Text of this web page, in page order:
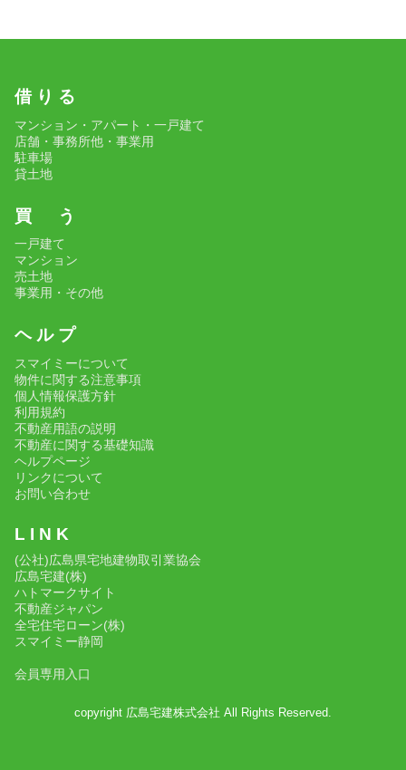
借 り る
マンション・アパート・一戸建て
店舗・事務所他・事業用
駐車場
貸土地
買 う
一戸建て
マンション
売土地
事業用・その他
ヘ ル プ
スマイミーについて
物件に関する注意事項
個人情報保護方針
利用規約
不動産用語の説明
不動産に関する基礎知識
ヘルプページ
リンクについて
お問い合わせ
L I N K
(公社)広島県宅地建物取引業協会
広島宅建(株)
ハトマークサイト
不動産ジャパン
全宅住宅ローン(株)
スマイミー静岡
会員専用入口
copyright 広島宅建株式会社 All Rights Reserved.